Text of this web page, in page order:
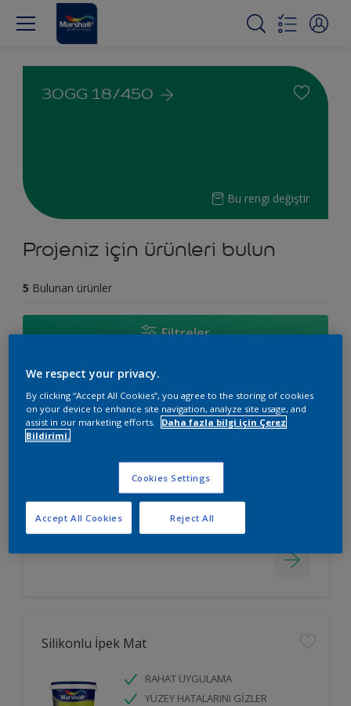
30GG 18/450
Bu rengi değiştir
Projeniz için ürünleri bulun
5 Bulunan ürünler
Filtreler
Maximum Mat
RAHAT UYGULAMA
LEKELERİ GİZLER
Sadece Mağazada Mevcut
Silikonlu İpek Mat
RAHAT UYGULAMA
YÜZEY HATALARINI GİZLER
We respect your privacy.
By clicking “Accept All Cookies”, you agree to the storing of cookies
on your device to enhance site navigation, analyze site usage, and
assist in our marketing efforts.
Daha fazla bilgi için Çerez
Bildirimi.
Cookies Settings
Reject All
Accept All Cookies